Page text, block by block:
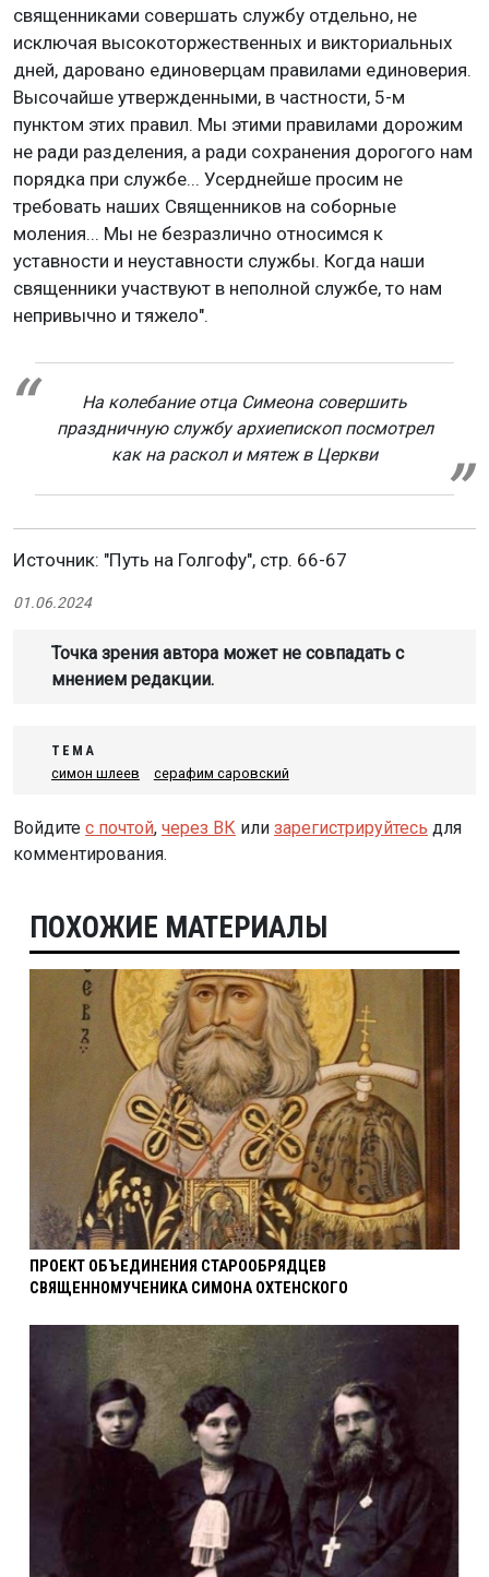
священниками совершать службу отдельно, не
исключая высокоторжественных и викториальных
дней, даровано единоверцам правилами единоверия.
Высочайше утвержденными, в частности, 5-м
пунктом этих правил. Мы этими правилами дорожим
не ради разделения, а ради сохранения дорогого нам
порядка при службе... Усерднейше просим не
требовать наших Священников на соборные
моления... Мы не безразлично относимся к
уставности и неуставности службы. Когда наши
священники участвуют в неполной службе, то нам
непривычно и тяжело".
На колебание отца Симеона совершить
праздничную службу архиепископ посмотрел
как на раскол и мятеж в Церкви
Источник: "Путь на Голгофу", стр. 66-67
01.06.2024
Точка зрения автора может не совпадать с
мнением редакции.
ТЕМА
симон шлеев
серафим саровский
Войдите с почтой, через ВК или зарегистрируйтесь для
комментирования.
ПОХОЖИЕ МАТЕРИАЛЫ
ПРОЕКТ ОБЪЕДИНЕНИЯ СТАРООБРЯДЦЕВ
СВЯЩЕННОМУЧЕНИКА СИМОНА ОХТЕНСКОГО